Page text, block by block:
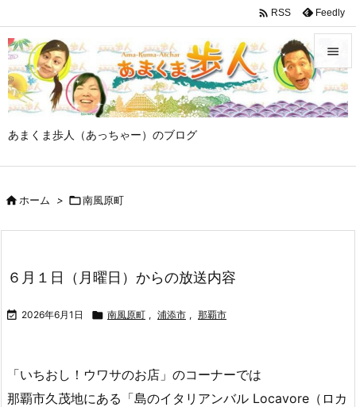
あまくま歩人（あっちゃー）のブログ


メニュ

 RSS Feedly
ホーム > 南風原町
６月１日（月曜日）からの放送内容
 2026年6月1日  南風原町 , 浦添市 , 那覇市
「いちおし！ウワサのお店」のコーナーでは
那覇市久茂地にある「島のイタリアンバル Locavore（ロカ